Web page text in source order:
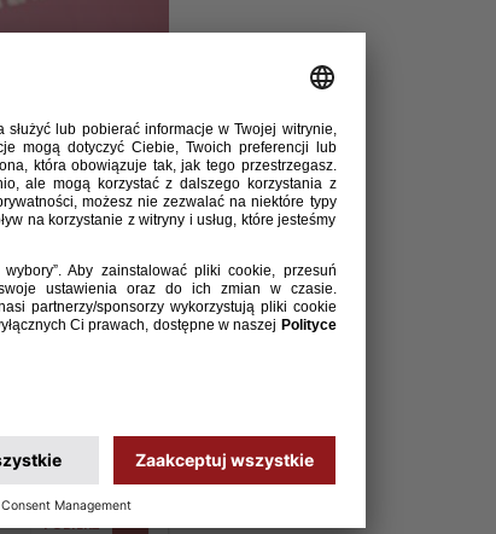
2. ligi w sezonie
POBIERZ